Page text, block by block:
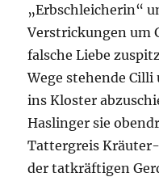
„Erbschleicherin“
Verstrickungen um
falsche Liebe
Wege stehende
ins Kloster
Haslinger sie
Tattergreis
der tatkräftigen